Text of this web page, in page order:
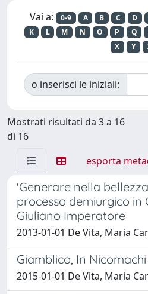
Vai a: 0-9 A B C D
K
L M N O P Q
X
Y
o inserisci le iniziali:
Mostrati risultati da 3 a 16
di 16
esporta
'Generare nella
processo demiurgico in
Giuliano Imperatore
2013-01-01 De Vita, Maria
Giamblico, In
2015-01-01 De Vita, Maria